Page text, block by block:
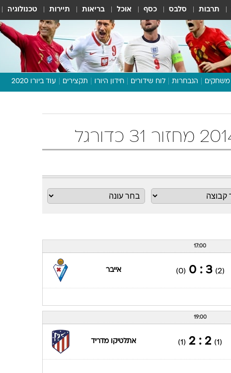
תרבות סלבס כסף אוכל בריאות תיירות טכנולוגיה
משחקים הנבחרות לוח שידורים חידון היורו תקצירים עוד ביורו 2020
תכנית היורו
17:00
(2)
3 : 0
(0) אייבר
19:00
(1)
2 : 2
(1) אתלטיקו מדריד